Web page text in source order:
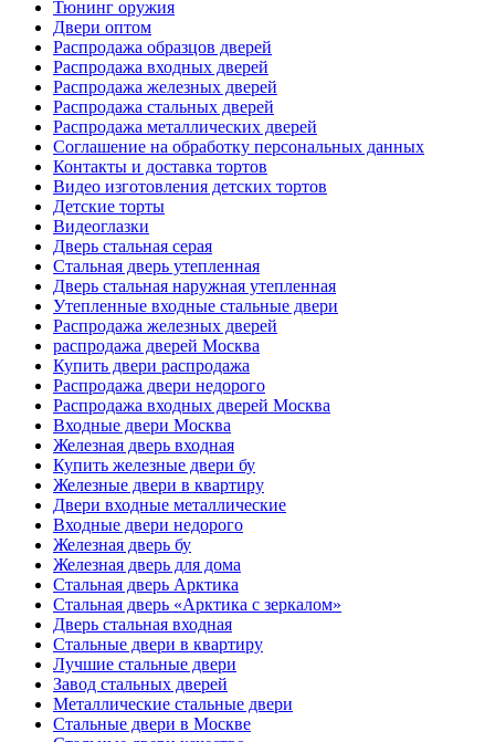
Тюнинг оружия
Двери оптом
Распродажа образцов дверей
Распродажа входных дверей
Распродажа железных дверей
Распродажа стальных дверей
Распродажа металлических дверей
Соглашение на обработку персональных данных
Контакты и доставка тортов
Видео изготовления детских тортов
Детские торты
Видеоглазки
Дверь стальная серая
Стальная дверь утепленная
Дверь стальная наружная утепленная
Утепленные входные стальные двери
Распродажа железных дверей
распродажа дверей Москва
Купить двери распродажа
Распродажа двери недорого
Распродажа входных дверей Москва
Входные двери Москва
Железная дверь входная
Купить железные двери бу
Железные двери в квартиру
Двери входные металлические
Входные двери недорого
Железная дверь бу
Железная дверь для дома
Стальная дверь Арктика
Стальная дверь «Арктика с зеркалом»
Дверь стальная входная
Стальные двери в квартиру
Лучшие стальные двери
Завод стальных дверей
Металлические стальные двери
Стальные двери в Москве